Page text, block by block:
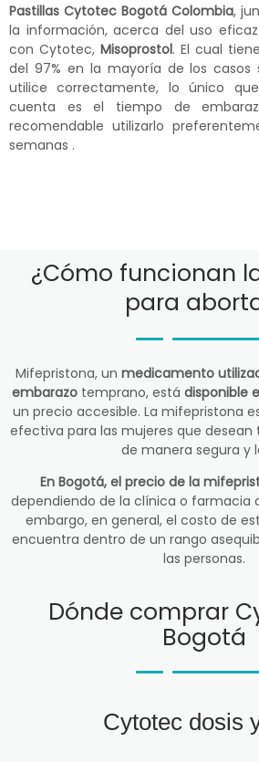
Pastillas Cytotec Bogotá Colombia,
la información, acerca del uso
con Cytotec, Misoprostol. El cual
del 97% en la mayoría de los casos
utilice correctamente, lo único
cuenta es el tiempo de
recomendable utilizarlo
semanas .
¿Cómo funcionan
para
Mifepristona, un medicamento
embarazotemprano, está disponible
un precio accesible. La mifepristona
efectiva para las mujeres que desean
de manera segura y
En Bogotá, el precio de la
dependiendo de la clínica o farmacia
embargo, en general, el costo de
encuentra dentro de un rango
las personas.
Dónde comprar
Bogotá
Cytotec dosis